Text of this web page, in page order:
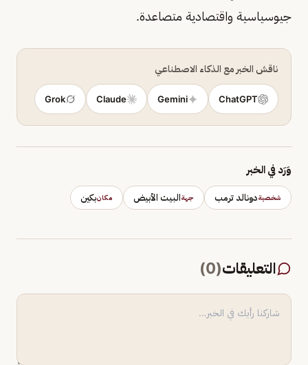
جيوسياسية واقتصادية متصاعدة.
ناقش الخبر مع الذكاء الاصطناعي
ChatGPT
Gemini
Claude
Grok
وَرَد في الخبر
شخصيةدونالد ترمب جهةالبيت الأبيض مكانبكين
التعليقات(
0
)